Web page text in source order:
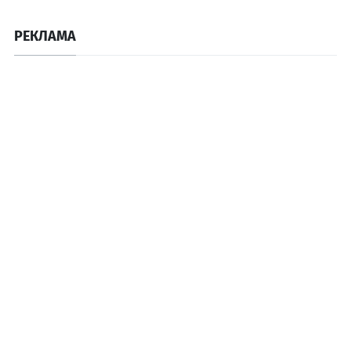
РЕКЛАМА